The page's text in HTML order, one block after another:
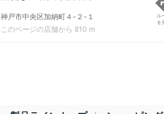
神戸市中央区加納町４-２-１
このページの店舗から 810 m
ル
を